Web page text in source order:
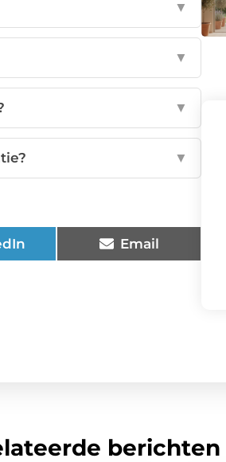
▼
▼
▼
▼
Email
berichten